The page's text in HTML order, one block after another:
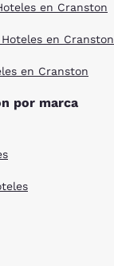
en Cranston
en Cranston
en Cranston
por marca